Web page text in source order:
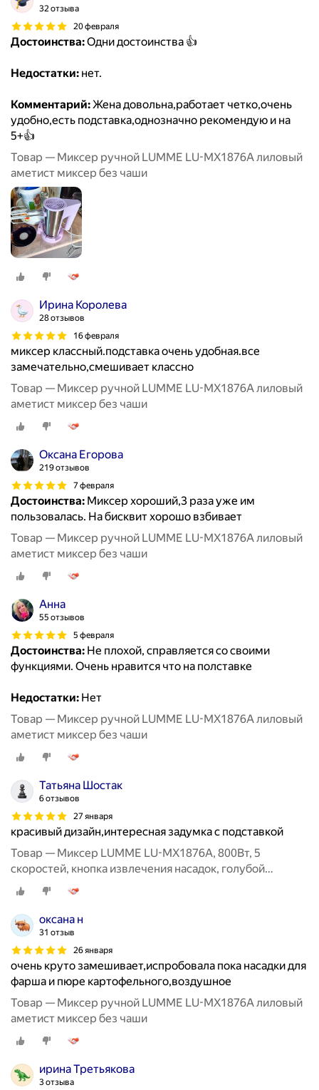
32 отзыва
20 февраля
Достоинства:Одни достоинства 👍
Недостатки: нет.
Комментарий:Жена довольна,работает четко,очень
удобно,есть подставка,однозначно рекомендую и на
5+👍
Товар — Миксер ручной LUMME LU-MX1876A лиловый
аметист миксер без чаши
Ирина Королева
28 отзывов
16 февраля
миксер классный.подставка очень удобная.все
замечательно,смешивает классно
Товар — Миксер ручной LUMME LU-MX1876A лиловый
аметист миксер без чаши
Оксана Егорова
219 отзывов
7 февраля
Достоинства: Миксер хороший,3 раза уже им
пользовалась. На бисквит хорошо взбивает
Товар — Миксер ручной LUMME LU-MX1876A лиловый
аметист миксер без чаши
Анна
55 отзывов
5 февраля
Достоинства: Не плохой, справляется со своими
функциями. Очень нравится что на полставке
Недостатки: Нет
Товар — Миксер ручной LUMME LU-MX1876A лиловый
аметист миксер без чаши
Татьяна Шостак
6 отзывов
27 января
красивый дизайн,интересная задумка с подставкой
Товар — Миксер LUMME LU-MX1876A, 800Вт, 5
скоростей, кнопка извлечения насадок, голубой
аквамарин
оксана н
31 отзыв
26 января
очень круто замешивает,испробовала пока насадки для
фарша и пюре картофельного,воздушное
Товар — Миксер ручной LUMME LU-MX1876A лиловый
аметист миксер без чаши
ирина Третьякова
3 отзыва